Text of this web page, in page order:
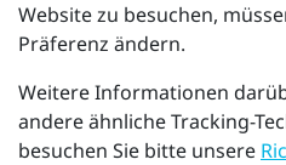
Website zu besuchen,
Präferenz ändern.
Weitere Informationen
andere ähnliche Tracking-
besuchen Sie bitte unsere